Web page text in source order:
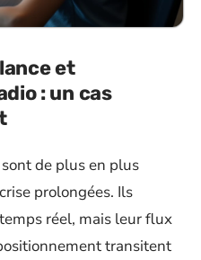
et
: un cas
de plus en plus
prolongées. Ils
réel, mais leur flux
transitent